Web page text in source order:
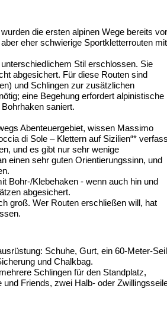
die ersten alpinen Wege bereits vor
eher schwierige Sportkletterrouten mit
Stil erschlossen. Sie
abgesichert. Für diese Routen sind
und Schlingen zur zusätzlichen
eine Begehung erfordert alpinistische
saniert.
Abenteuergebiet, wissen Massimo
di Sole – Klettern auf Sizilien“*
und es gibt nur sehr wenige
einen sehr guten Orientierungssinn, und
Bohr-/Klebehaken - wenn auch hin und
abgesichert.
groß. Wer Routen erschließen will, hat
Schuhe, Gurt, ein 60-Meter-
und Chalkbag.
Schlingen für den Standplatz,
Friends, zwei Halb- oder